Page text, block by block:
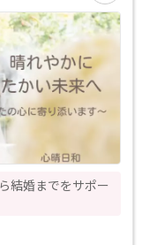
結婚までをサポー